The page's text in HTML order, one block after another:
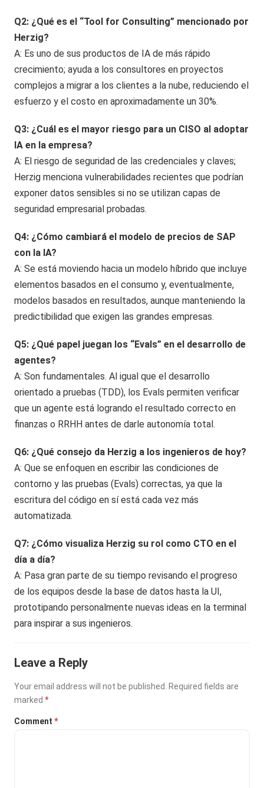
Q2: ¿Qué es el “Tool for Consulting” mencionado por
Herzig?
A: Es uno de sus productos de IA de más rápido
crecimiento; ayuda a los consultores en proyectos
complejos a migrar a los clientes a la nube, reduciendo el
esfuerzo y el costo en aproximadamente un 30%.
Q3: ¿Cuál es el mayor riesgo para un CISO al adoptar
IA en la empresa?
A: El riesgo de seguridad de las credenciales y claves;
Herzig menciona vulnerabilidades recientes que podrían
exponer datos sensibles si no se utilizan capas de
seguridad empresarial probadas.
Q4: ¿Cómo cambiará el modelo de precios de SAP
con la IA?
A: Se está moviendo hacia un modelo híbrido que incluye
elementos basados en el consumo y, eventualmente,
modelos basados en resultados, aunque manteniendo la
predictibilidad que exigen las grandes empresas.
Q5: ¿Qué papel juegan los “Evals” en el desarrollo de
agentes?
A: Son fundamentales. Al igual que el desarrollo
orientado a pruebas (TDD), los Evals permiten verificar
que un agente está logrando el resultado correcto en
finanzas o RRHH antes de darle autonomía total.
Q6: ¿Qué consejo da Herzig a los ingenieros de hoy?
A: Que se enfoquen en escribir las condiciones de
contorno y las pruebas (Evals) correctas, ya que la
escritura del código en sí está cada vez más
automatizada.
Q7: ¿Cómo visualiza Herzig su rol como CTO en el
día a día?
A: Pasa gran parte de su tiempo revisando el progreso
de los equipos desde la base de datos hasta la UI,
prototipando personalmente nuevas ideas en la terminal
para inspirar a sus ingenieros.
Leave a Reply
Your email address will not be published.
Required fields are
marked*
Comment*